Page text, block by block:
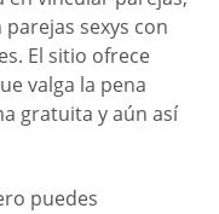
sexys con
El sitio ofrece
valga la pena
gratuita y aún así
puedes